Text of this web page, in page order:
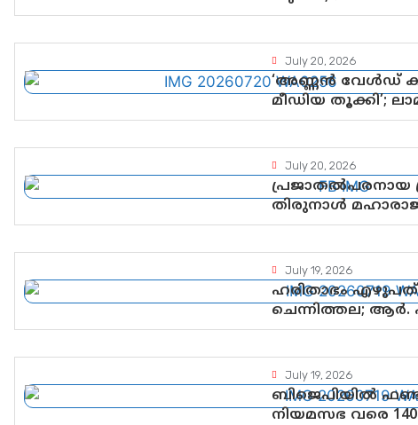
July 20, 2026
‘അണ്ണൻ വേൾഡ്
മീഡിയ തൂക്കി’;
July 20, 2026
പ്രജാതൽപരനായ
തിരുനാൾ
July 19, 2026
ഹരിതാഭം
ചെന്നിത്തല; ആർ.
ആഘോഷങ്ങൾക്ക്
July 19, 2026
ബിജെപിയിൽ
നിയമസഭ വരെ